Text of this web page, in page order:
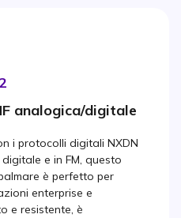
analogica/digitale
i protocolli digitali NXDN
e in FM, questo
è perfetto per
enterprise e
e resistente, è